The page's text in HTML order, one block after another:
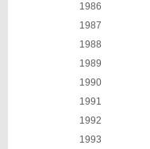
1986
1987
1988
1989
1990
1991
1992
1993